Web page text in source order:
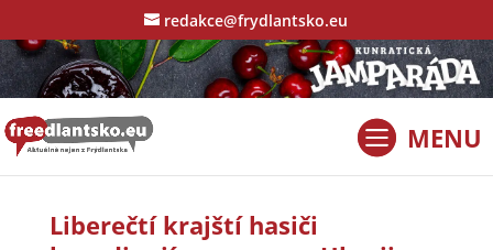
redakce@frydlantsko.eu
Liberečtí krajští hasiči